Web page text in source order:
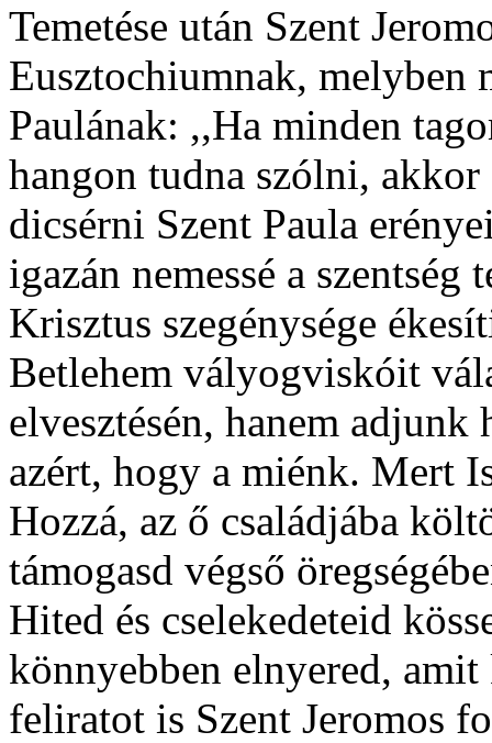
Temetése után Szent
Eusztochiumnak, melyben
Paulának: ,,Ha minden
hangon tudna szólni, akkor
dicsérni Szent Paula
igazán nemessé a
Krisztus szegénysége
Betlehem vályogviskóit
elvesztésén, hanem
azért, hogy a miénk. Mert
Hozzá, az ő családjába
támogasd végső
Hited és cselekedeteid
könnyebben elnyered,
feliratot is Szent Jeromos